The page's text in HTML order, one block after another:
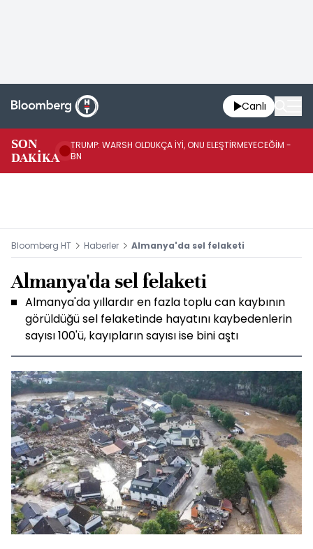
Canlı
SON
DAKİKA
TRUMP: WARSH OLDUKÇA İYİ, ONU ELEŞTİRMEYECEĞİM -
BN
Bloomberg HT Haberler Almanya'da sel felaketi
Almanya'da sel felaketi
Almanya'da yıllardır en fazla toplu can kaybının
görüldüğü sel felaketinde hayatını kaybedenlerin
sayısı 100'ü, kayıpların sayısı ise bini aştı